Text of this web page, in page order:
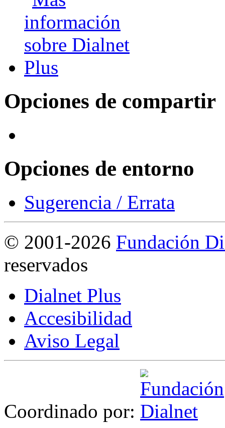
Opciones de compartir
Opciones de entorno
Sugerencia / Errata
© 2001-2026 Fundación
reservados
Dialnet Plus
Accesibilidad
Aviso Legal
Coordinado por: